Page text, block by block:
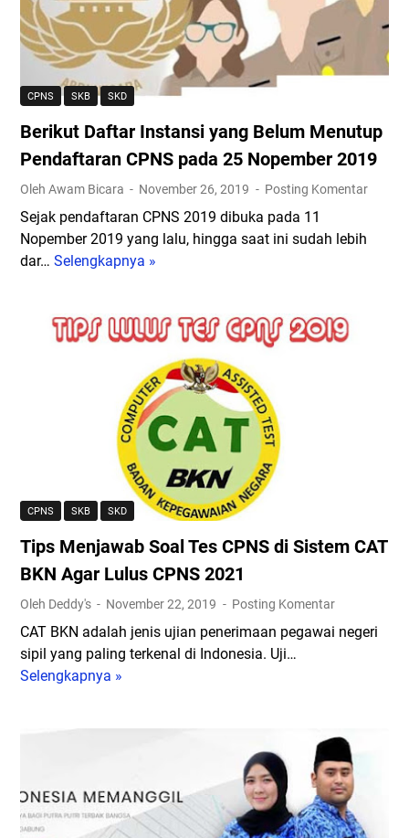
b
n
y
a
k
d
n
T
e
r
p
a
d
a
P
e
n
e
r
i
a
a
n
0
1
9
e
d
a
f
t
a
a
n
C
P
2
0
9
H
i
g
g
a
7
D
s
e
m
s
a
n
s
i
y
n
g
P
a
i
n
J
a
d
w
a
P
e
u
m
a
s
CPNS SKB SKD
Berikut Daftar Instansi yang Belum Menutup
Pendaftaran CPNS pada 25 Nopember 2019
Oleh Awam Bicara November 26, 2019 Posting Komentar
Sejak pendaftaran CPNS 2019 dibuka pada 11
Nopember 2019 yang lalu, hingga saat ini sudah lebih
dar… Selengkapnya »
i
u
t
D
a
t
a
I
n
t
a
n
g
B
e
CPNS SKB SKD
Tips Menjawab Soal Tes CPNS di Sistem CAT
BKN Agar Lulus CPNS 2021
Oleh Deddy's November 22, 2019 Posting Komentar
CAT BKN adalah jenis ujian penerimaan pegawai negeri
sipil yang paling terkenal di Indonesia. Uji…
Selengkapnya »
e
n
j